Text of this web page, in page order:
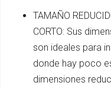
TAMAÑO
CORTO: Sus
son ideales para
donde hay poco
dimensiones